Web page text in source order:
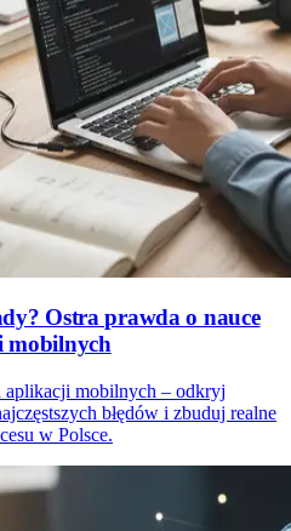
Ostra prawda o nauce
mobilnych
aplikacji mobilnych – odkryj
błędów i zbuduj realne
w Polsce.